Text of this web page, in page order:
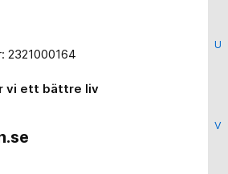
U
V
2321000164
vi ett bättre liv